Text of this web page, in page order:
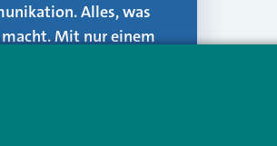
Alles, was
Mit nur einem